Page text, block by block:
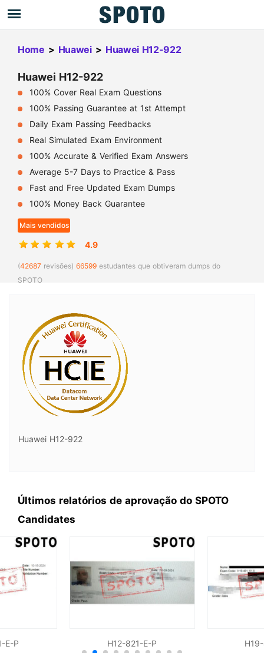
Home > Huawei > Huawei H12-922
Huawei H12-922
100% Cover Real Exam Questions
100% Passing Guarantee at 1st Attempt
Daily Exam Passing Feedbacks
Real Simulated Exam Environment
100% Accurate & Verified Exam Answers
Average 5-7 Days to Practice & Pass
Fast and Free Updated Exam Dumps
100% Money Back Guarantee
Mais vendidos
4.9
(42687 revisões) 66599 estudantes que obtiveram dumps do
SPOTO
Huawei H12-922
Últimos relatórios de aprovação do SPOTO
Candidates
E-P H12-821-E-P